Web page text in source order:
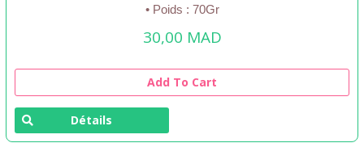
• Poids : 70Gr
30,00 MAD
Add To Cart
Détails